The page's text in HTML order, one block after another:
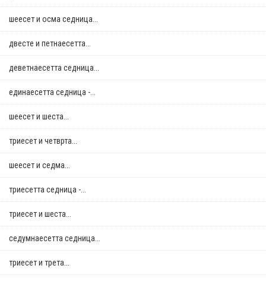
шеесет и осма седница...
двестe и петнаесетта...
деветнаесетта седница...
единаесетта седница -...
шеесет и шеста...
триесет и четврта...
шеесет и седма...
триесетта седница -...
триесет и шеста...
седумнаесетта седница...
триесет и трета...